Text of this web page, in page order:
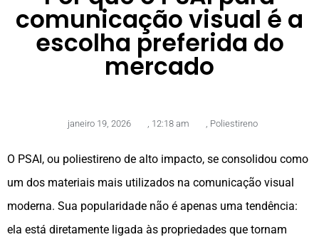
comunicação visual é a
escolha preferida do
mercado
janeiro 19, 2026 12:18 am Poliestireno
O PSAI, ou poliestireno de alto impacto, se consolidou como
um dos materiais mais utilizados na comunicação visual
moderna. Sua popularidade não é apenas uma tendência:
ela está diretamente ligada às propriedades que tornam